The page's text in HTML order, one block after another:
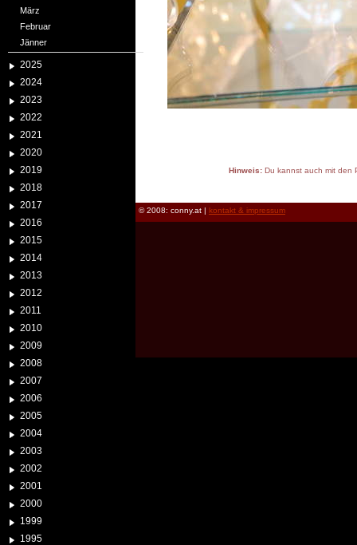
März
Februar
Jänner
2025
2024
2023
2022
2021
2020
2019
2018
2017
2016
2015
2014
2013
2012
2011
2010
2009
2008
2007
2006
2005
2004
2003
2002
2001
2000
1999
1995
Hinweis:Du kannst auch mit den
© 2008: conny.at | kontakt & impressum